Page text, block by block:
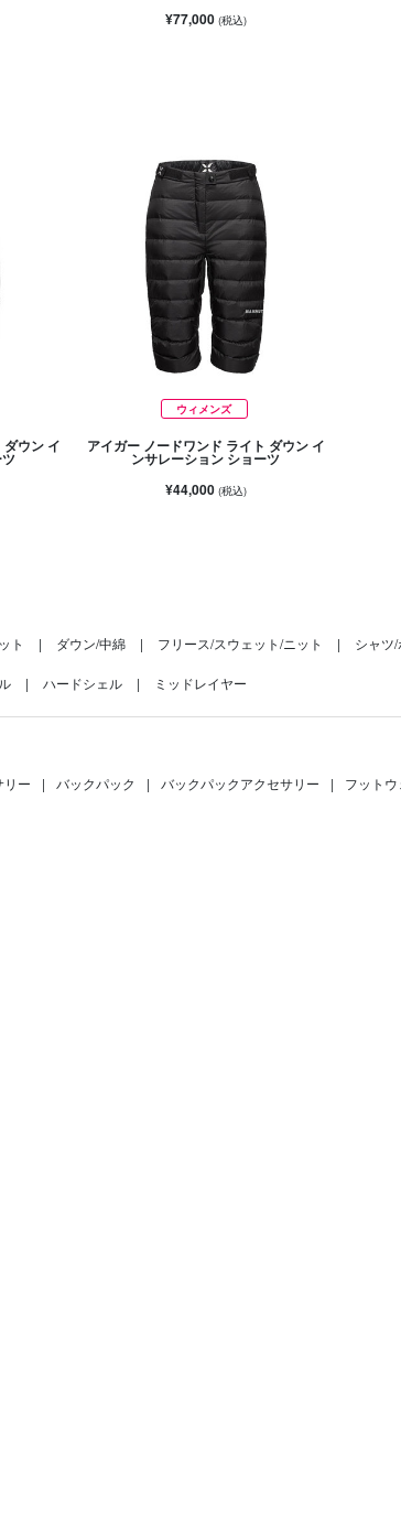
¥77,000 (税込)
ウン イ
ウィメンズ
アイガー ノードワンド ライト ダウン イ
ンサレーション ショーツ
¥44,000 (税込)
ト ダウン/中綿 フリース/スウェット/ニット シャツ
ハードシェル ミッドレイヤー
リー | バックパック | バックパックアクセサリー | フットウ